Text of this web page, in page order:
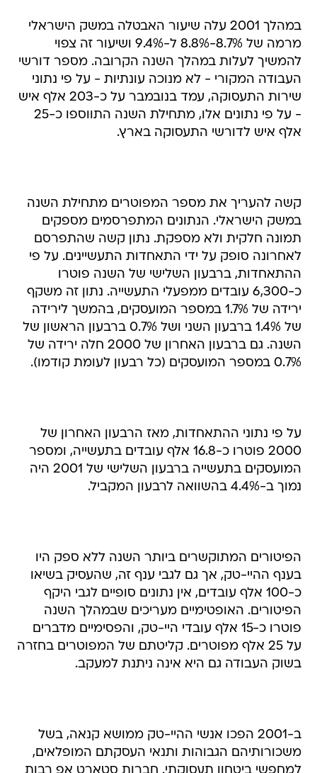
במהלך 2001 עלה שיעור האבטלה במשק הישראלי
מרמה של 8.7%-8.8% ל-9.4% ושיעור זה צפוי
להמשיך לעלות במהלך השנה הקרובה. מספר דורשי
העבודה המקורי - לא מנוכה עונתיות - על פי נתוני
שירות התעסוקה, עמד בנובמבר על כ-203 אלף איש
- על פי נתונים אלו, מתחילת השנה התווספו כ-25
אלף איש לדורשי התעסוקה בארץ.
קשה להעריך את מספר המפוטרים מתחילת השנה
במשק הישראלי. הנתונים המתפרסמים מספקים
תמונה חלקית ולא מספקת. נתון קשה שהתפרסם
לאחרונה סופק על ידי התאחדות התעשיינים. על פי
ההתאחדות, ברבעון השלישי של השנה פוטרו
כ-6,300 עובדים ממפעלי התעשייה. נתון זה משקף
ירידה של 1.7% במספר המועסקים, בהמשך לירידה
של 1.4% ברבעון השני ושל 0.7% ברבעון הראשון של
השנה. גם ברבעון האחרון של 2000 חלה ירידה של
0.7% במספר המועסקים (כל רבעון לעומת קודמו).
על פי נתוני ההתאחדות, מאז הרבעון האחרון של
2000 פוטרו כ-16.8 אלף עובדים בתעשייה, ומספר
המועסקים בתעשייה ברבעון השלישי של 2001 היה
נמוך ב-4.4% בהשוואה לרבעון המקביל.
הפיטורים המתוקשרים ביותר השנה ללא ספק היו
בענף ההיי-טק, אך גם לגבי ענף זה, שהעסיק בשיאו
כ-100 אלף עובדים, אין נתונים סופיים לגבי היקף
הפיטורים. האופטימיים מעריכים שבמהלך השנה
פוטרו כ-15 אלף עובדי היי-טק, והפסימיים מדברים
על 25 אלף מפוטרים. קליטתם של המפוטרים בחזרה
בשוק העבודה גם היא אינה ניתנת למעקב.
ב-2001 הפכו אנשי ההיי-טק ממושא קנאה, בשל
משכורותיהם הגבוהות ותנאי העסקתם המופלאים,